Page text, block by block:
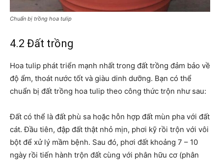
Chuẩn bị trồng hoa tulip
4.2 Đất trồng
Hoa tulip phát triển mạnh nhất trong đất trồng đảm bảo về
độ ẩm, thoát nước tốt và giàu dinh dưỡng. Bạn có thể
chuẩn bị đất trồng hoa tulip theo công thức trộn như sau:
Đất có thể là đất phù sa hoặc hỗn hợp đất mùn pha với đất
cát. Đầu tiên, đập đất thật nhỏ mịn, phơi kỹ rồi trộn với vôi
bột để xử lý mầm bệnh. Sau đó, phơi đất khoảng 7 – 10
ngày rồi tiến hành trộn đất cùng với phân hữu cơ (phân